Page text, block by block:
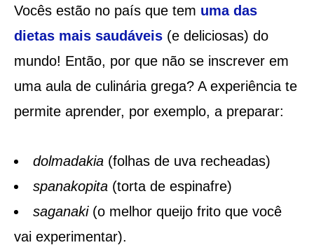
Vocês estão no país que tem uma das
dietas mais saudáveis(e deliciosas) do
mundo! Então, por que não se inscrever em
uma aula de culinária grega? A experiência te
permite aprender, por exemplo, a preparar:
dolmadakia(folhas de uva recheadas)
spanakopita(torta de espinafre)
saganaki(o melhor queijo frito que você
vai experimentar).